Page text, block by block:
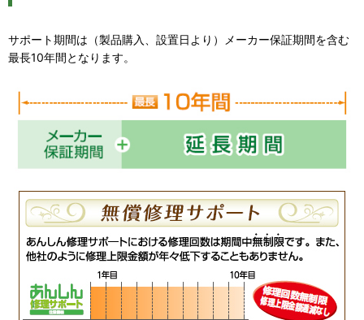
サポート期間は（製品購入、設置日より）メーカー保証期間を含む
最長10年間となります。